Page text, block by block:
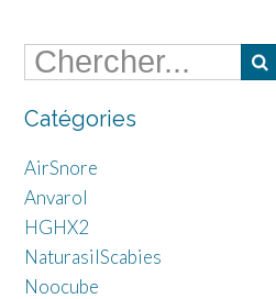
Catégories
AirSnore
Anvarol
HGHX2
NaturasilScabies
Noocube